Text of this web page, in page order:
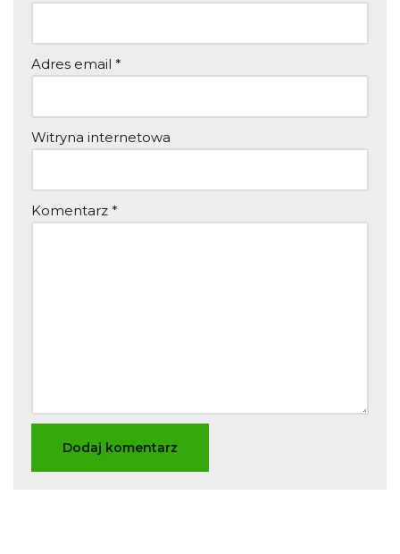
Adres email *
Witryna internetowa
Komentarz *